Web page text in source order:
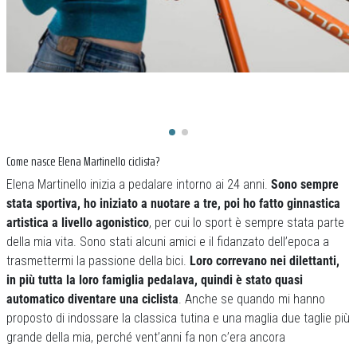
Come nasce Elena Martinello ciclista?
Elena Martinello inizia a pedalare intorno ai 24 anni. Sono sempre
stata sportiva, ho iniziato a nuotare a tre, poi ho fatto ginnastica
artistica a livello agonistico, per cui lo sport è sempre stata parte
della mia vita. Sono stati alcuni amici e il fidanzato dell’epoca a
trasmettermi la passione della bici. Loro correvano nei dilettanti,
in più tutta la loro famiglia pedalava, quindi è stato quasi
automatico diventare una ciclista. Anche se quando mi hanno
proposto di indossare la classica tutina e una maglia due taglie più
grande della mia, perché vent’anni fa non c’era ancora